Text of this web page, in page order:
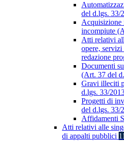
del d.lgs. 33/
Acquisizione
incompiute
Atti relativi
opere,
redazione
Documenti
(Art. 37 del
Gravi illeciti
d.lgs. 33/
Progetti di
del d.lgs. 33/
Affidamenti
Atti relativi alle
di appalti pubblici